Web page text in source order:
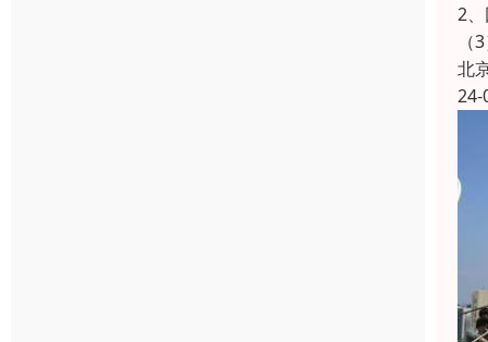
2
北
24-